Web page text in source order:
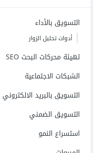
التسويق بالأداء
أدوات تحليل الزوار
تهيئة محركات البحث SEO
الشبكات الاجتماعية
التسويق بالبريد الالكتروني
التسويق الضمني
استسراع النمو